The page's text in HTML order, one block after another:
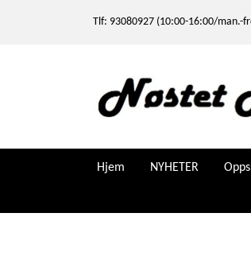
Tlf: 93080927 (10:00-16:00/man.-
Hjem NYHETER